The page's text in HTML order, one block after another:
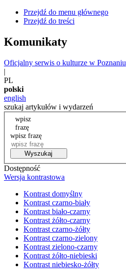
Przejdź do menu głównego
Przejdź do treści
Komunikaty
Oficjalny serwis o kulturze w Poznaniu
|
PL
polski
english
szukaj artykułów i wydarzeń
wpisz
frazę
wpisz frazę
Wyszukaj
Dostępność
Wersja kontrastowa
Kontrast domyślny
Kontrast czarno-biały
Kontrast biało-czarny
Kontrast żółto-czarny
Kontrast czarno-żółty
Kontrast czarno-zielony
Kontrast zielono-czarny
Kontrast żółto-niebieski
Kontrast niebiesko-żółty